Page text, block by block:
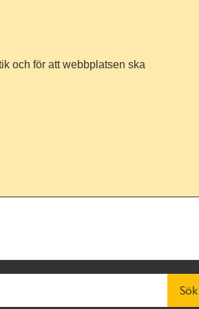
och för att webbplatsen ska
Sök